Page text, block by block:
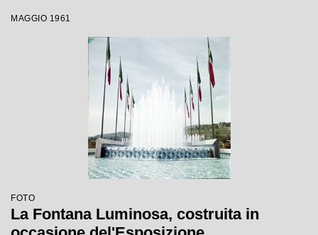
MAGGIO 1961
FOTO
La Fontana Luminosa, costruita in